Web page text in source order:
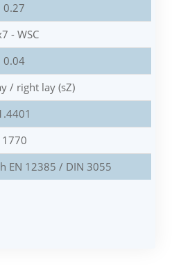
0.27
- WSC
0.04
/ right lay (sZ)
1770
EN 12385 / DIN 3055